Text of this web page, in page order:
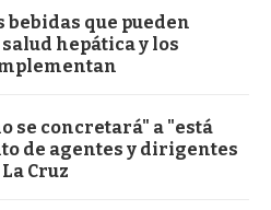
bebidas que pueden
hepática y los
se concretará" a "está
de agentes y dirigentes
Cruz